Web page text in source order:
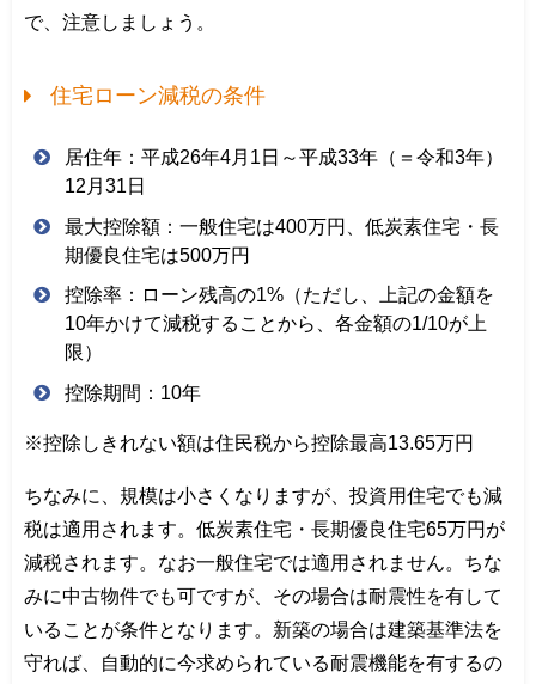
で、注意しましょう。
住宅ローン減税の条件
居住年：平成26年4月1日～平成33年（＝令和3年）
12月31日
最大控除額：一般住宅は400万円、低炭素住宅・長
期優良住宅は500万円
控除率：ローン残高の1%（ただし、上記の金額を
10年かけて減税することから、各金額の1/10が上
限）
控除期間：10年
※控除しきれない額は住民税から控除最高13.65万円
ちなみに、規模は小さくなりますが、投資用住宅でも減
税は適用されます。低炭素住宅・長期優良住宅65万円が
減税されます。なお一般住宅では適用されません。ちな
みに中古物件でも可ですが、その場合は耐震性を有して
いることが条件となります。新築の場合は建築基準法を
守れば、自動的に今求められている耐震機能を有するの